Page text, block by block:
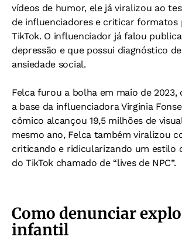
vídeos de humor, ele já viralizou ao
de influenciadores e criticar formatos
TikTok. O influenciador já falou
depressão e que possui diagnóstico
ansiedade social.
Felca furou a bolha em maio de 2023,
a base da influenciadora Virginia
cômico alcançou 19,5 milhões de
mesmo ano, Felca também viralizou
criticando e ridicularizando um estilo
do TikTok chamado de “lives de NPC”.
Como denunciar
infantil